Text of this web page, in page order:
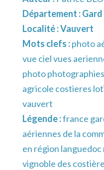
Département :
Localité :Vauvert
Mots clefs :photo
vue ciel vues
photo
agricole costieres
vauvert
Légende :france
aériennes de la
en région languedoc
vignoble des